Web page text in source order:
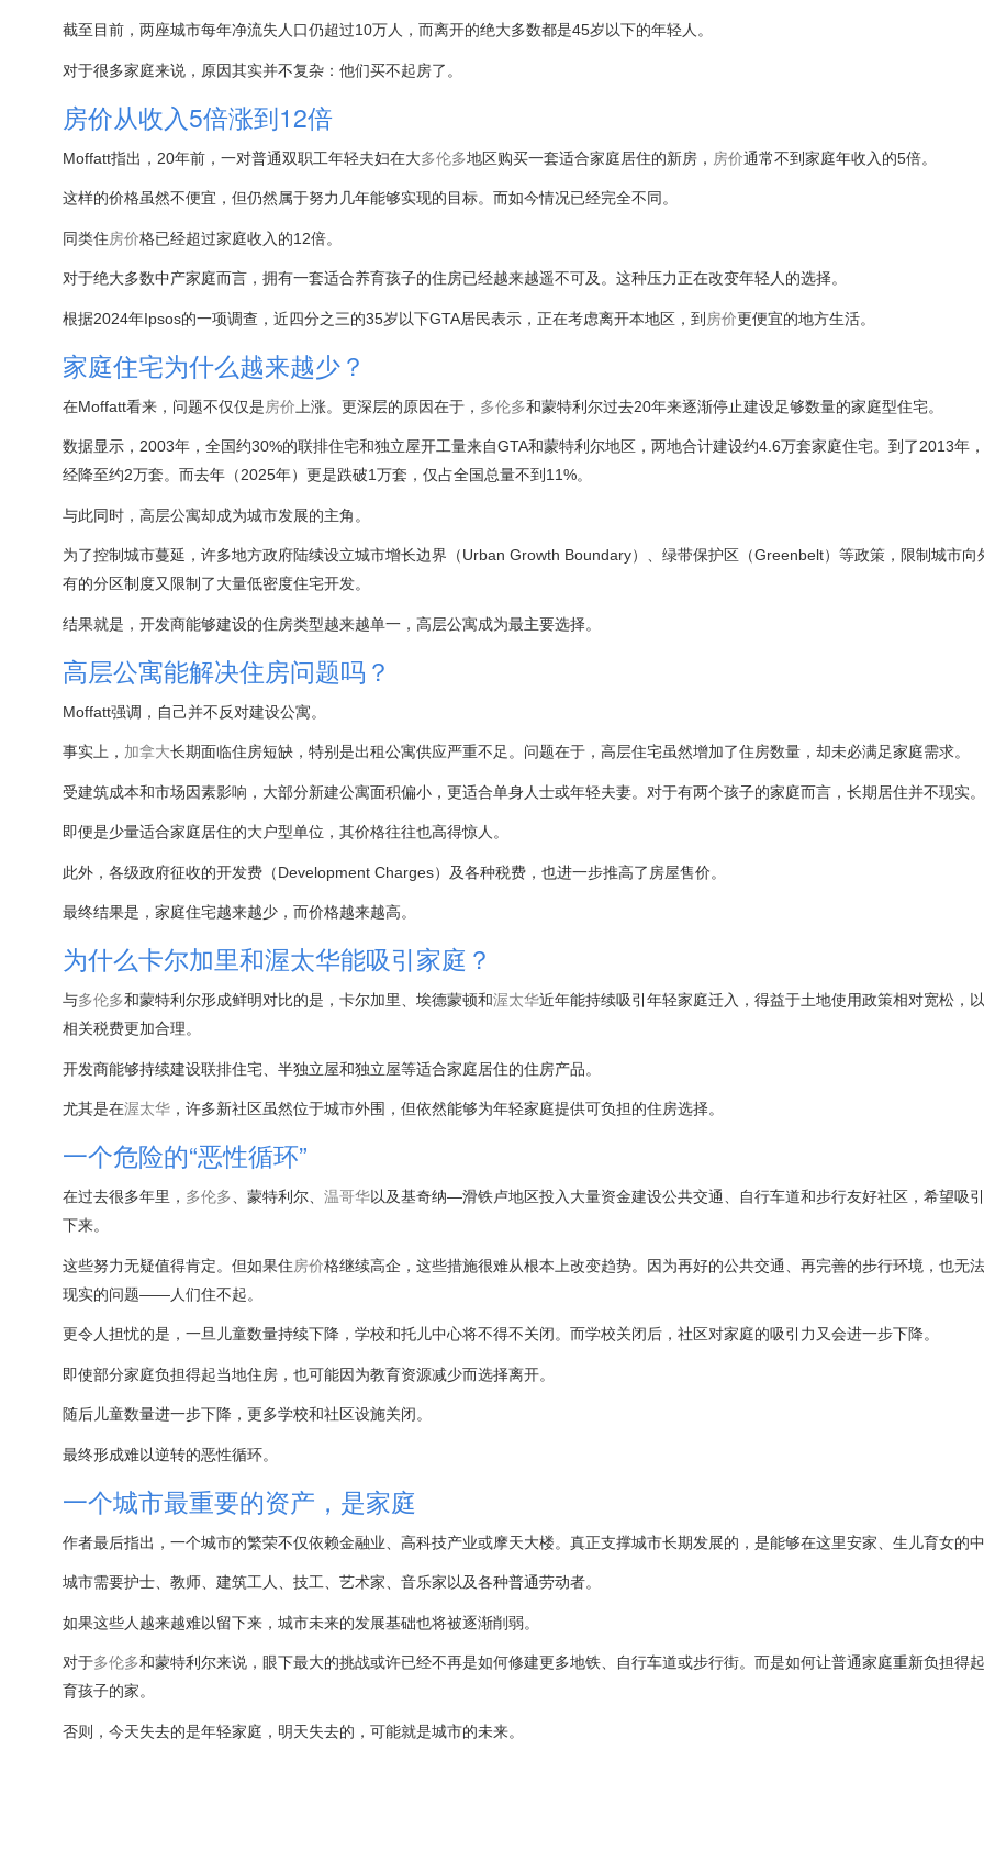
截至目前，两座城市每年净流失人口仍超过10万人，而离开的绝大多数都是45岁以下的年轻人。
对于很多家庭来说，原因其实并不复杂：他们买不起房了。
房价从收入5倍涨到12倍
Moffatt指出，20年前，一对普通双职工年轻夫妇在大多伦多地区购买一套适合家庭居住的新房， 房价通常不到家庭年收入的5倍。
这样的价格虽然不便宜，但仍然属于努力几年能够实现的目标。而如今情况已经完全不同。
同类住房价格已经超过家庭收入的12倍。
对于绝大多数中产家庭而言，拥有一套适合养育孩子的住房已经越来越遥不可及。这种压力正在改变年轻人的选择。
根据2024年Ipsos的一项调查，近四分之三的35岁以下GTA居民表示，正在考虑离开本地区，到房价更便宜的地方生活。
家庭住宅为什么越来越少？
在Moffatt看来，问题不仅仅是房价 上涨。更深层的原因在于， 多伦多和蒙特利尔过去20年来逐渐停止建设足够数量的家庭型住宅。
数据显示，2003年，全国约30%的联排住宅和独立屋开工量来自GTA和蒙特利尔地区，两地合计建设约4.6万套家庭住宅。到了2013年
经降至约2万套。而去年（2025年）更是跌破1万套，仅占全国总量不到11%。
与此同时，高层公寓却成为城市发展的主角。
为了控制城市蔓延，许多地方政府陆续设立城市增长边界（Urban Growth Boundary）、绿带保护区（Greenbelt）等政策，限制城市向
有的分区制度又限制了大量低密度住宅开发。
结果就是，开发商能够建设的住房类型越来越单一，高层公寓成为最主要选择。
高层公寓能解决住房问题吗？
Moffatt强调，自己并不反对建设公寓。
事实上， 加拿大长期面临住房短缺，特别是出租公寓供应严重不足。问题在于，高层住宅虽然增加了住房数量，却未必满足家庭需求。
受建筑成本和市场因素影响，大部分新建公寓面积偏小，更适合单身人士或年轻夫妻。对于有两个孩子的家庭而言，长期居住并不现实。
即便是少量适合家庭居住的大户型单位，其价格往往也高得惊人。
此外，各级政府征收的开发费（Development Charges）及各种税费，也进一步推高了房屋售价。
最终结果是，家庭住宅越来越少，而价格越来越高。
为什么卡尔加里和渥太华能吸引家庭？
与多伦多和蒙特利尔形成鲜明对比的是，卡尔加里、埃德蒙顿和渥太华近年能持续吸引年轻家庭迁入，得益于土地使用政策相对宽松，
相关税费更加合理。
开发商能够持续建设联排住宅、半独立屋和独立屋等适合家庭居住的住房产品。
尤其是在渥太华 ，许多新社区虽然位于城市外围，但依然能够为年轻家庭提供可负担的住房选择。
一个危险的“恶性循环”
在过去很多年里， 多伦多 、蒙特利尔、 温哥华以及基奇纳—滑铁卢地区投入大量资金建设公共交通、自行车道和步行友好社区，希望吸
下来。
这些努力无疑值得肯定。但如果住房价格继续高企，这些措施很难从根本上改变趋势。因为再好的公共交通、再完善的步行环境，也无
现实的问题——人们住不起。
更令人担忧的是，一旦儿童数量持续下降，学校和托儿中心将不得不关闭。而学校关闭后，社区对家庭的吸引力又会进一步下降。
即使部分家庭负担得起当地住房，也可能因为教育资源减少而选择离开。
随后儿童数量进一步下降，更多学校和社区设施关闭。
最终形成难以逆转的恶性循环。
一个城市最重要的资产，是家庭
作者最后指出，一个城市的繁荣不仅依赖金融业、高科技产业或摩天大楼。真正支撑城市长期发展的，是能够在这里安家、生儿育女的中
城市需要护士、教师、建筑工人、技工、艺术家、音乐家以及各种普通劳动者。
如果这些人越来越难以留下来，城市未来的发展基础也将被逐渐削弱。
对于多伦多和蒙特利尔来说，眼下最大的挑战或许已经不再是如何修建更多地铁、自行车道或步行街。而是如何让普通家庭重新负担得
育孩子的家。
否则，今天失去的是年轻家庭，明天失去的，可能就是城市的未来。